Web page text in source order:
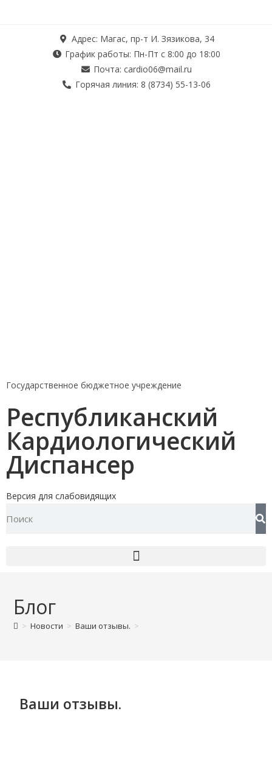
Адрес: Магас, пр-т И. Зязикова, 34
График работы: Пн-Пт с 8:00 до 18:00
Почта: cardio06@mail.ru
Горячая линия: 8 (8734) 55-13-06
Государственное бюджетное учреждение
Республиканский
Кардиологический
Диспансер
Версия для слабовидящих
Блог
> Новости > Ваши отзывы. >
Ваши отзывы.